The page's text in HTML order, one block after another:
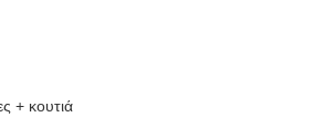
+ κουτιά